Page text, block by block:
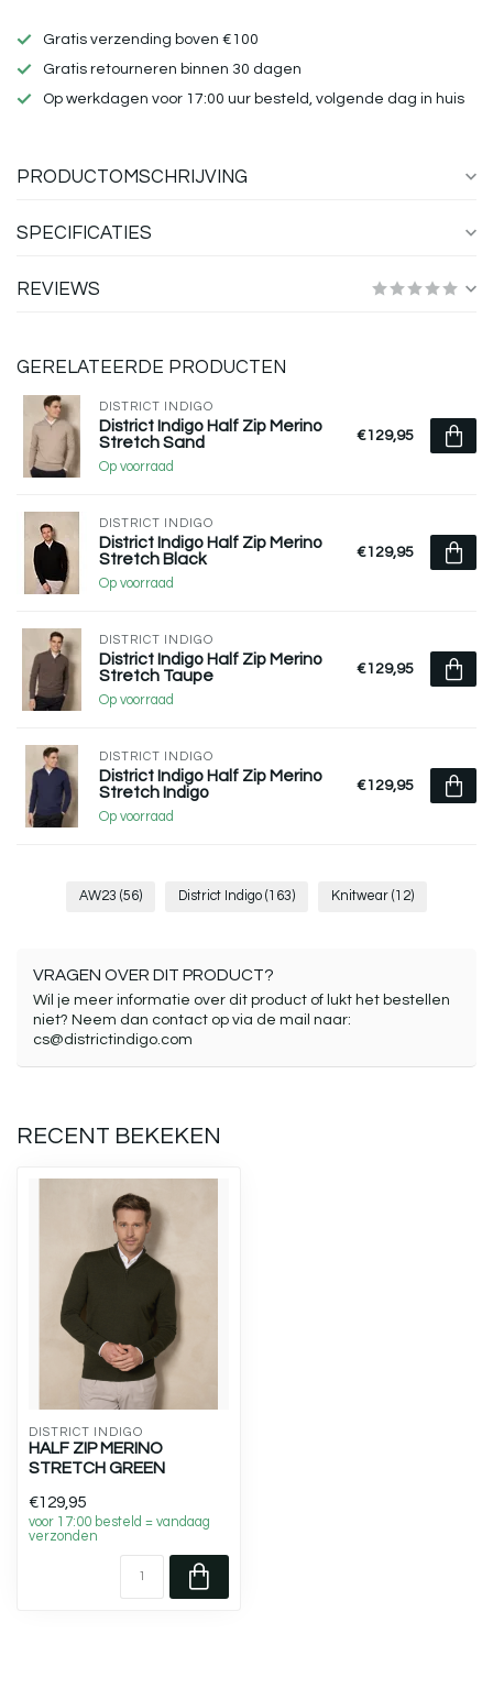
Gratis verzending boven €100
Gratis retourneren binnen 30 dagen
Op werkdagen voor 17:00 uur besteld, volgende dag in huis
PRODUCTOMSCHRIJVING
SPECIFICATIES
REVIEWS
GERELATEERDE PRODUCTEN
DISTRICT INDIGO
District Indigo Half Zip Merino
Stretch Sand
Op voorraad
€129,95
DISTRICT INDIGO
District Indigo Half Zip Merino
Stretch Black
Op voorraad
€129,95
DISTRICT INDIGO
District Indigo Half Zip Merino
Stretch Taupe
Op voorraad
€129,95
DISTRICT INDIGO
District Indigo Half Zip Merino
Stretch Indigo
Op voorraad
€129,95
AW23 (56) District Indigo (163) Knitwear (12)
VRAGEN OVER DIT PRODUCT?
Wil je meer informatie over dit product of lukt het bestellen
niet? Neem dan contact op via de mail naar:
cs@districtindigo.com
RECENT BEKEKEN
DISTRICT INDIGO
HALF ZIP MERINO
STRETCH GREEN
€129,95
voor 17:00 besteld = vandaag
verzonden